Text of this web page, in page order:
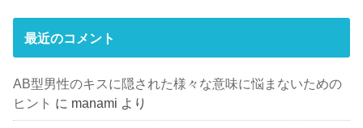
最近のコメント
AB型男性のキスに隠された様々な意味に悩まないための
ヒント に manami より